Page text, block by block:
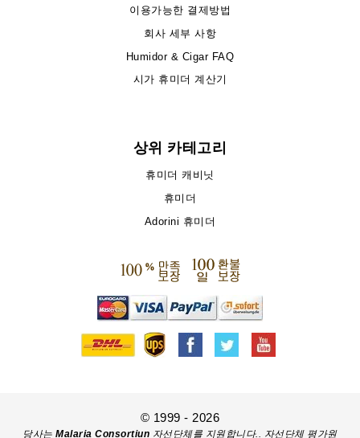
이용가능한 결제방법
회사 세부 사항
Humidor & Cigar FAQ
시가 휴미더 계산기
상위 카테고리
휴미더 캐비닛
휴미더
Adorini 휴미더
© 1999 - 2026
당사는Malaria Consortiun 자선단체를 지원합니다.. 자선단체 평가원